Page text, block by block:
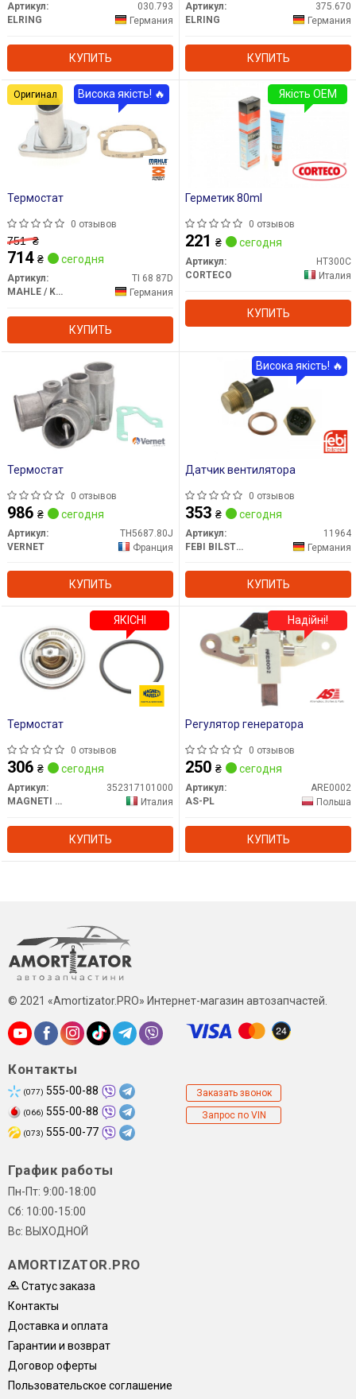
Артикул:
030.793
ELRING
Германия
КУПИТЬ
Артикул:
375.670
ELRING
Германия
КУПИТЬ
Термостат
0 отзывов
751₴
714 ₴ сегодня
Артикул:
TI 68 87D
MAHLE / KNECHT
Германия
КУПИТЬ
Висока якість! 🔥
Оригинал
Герметик 80ml
0 отзывов
221 ₴ сегодня
Артикул:
HT300C
CORTECO
Италия
КУПИТЬ
Якість OEM
Термостат
0 отзывов
986 ₴ сегодня
Артикул:
TH5687.80J
VERNET
Франция
КУПИТЬ
Датчик вентилятора
0 отзывов
353 ₴ сегодня
Артикул:
11964
FEBI BILSTEIN
Германия
КУПИТЬ
Висока якість! 🔥
Термостат
0 отзывов
306 ₴ сегодня
Артикул:
352317101000
MAGNETI MARELLI
Италия
КУПИТЬ
ЯКІСНІ
Регулятор генератора
0 отзывов
250 ₴ сегодня
Артикул:
ARE0002
AS-PL
Польша
КУПИТЬ
Надійні!
© 2021 «Amortizator.PRO» Интернет-магазин автозапчастей.
Контакты
(077) 555-00-88
(066) 555-00-88
(073) 555-00-77
Заказать звонок
Запрос по VIN
График работы
Пн-Пт: 9:00-18:00
Сб: 10:00-15:00
Вс: ВЫХОДНОЙ
AMORTIZATOR.PRO
Статус заказа
Контакты
Доставка и оплата
Гарантии и возврат
Договор оферты
Пользовательское соглашение